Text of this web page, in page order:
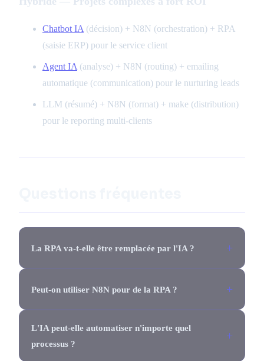
Chatbot IA (décision) + N8N (orchestration) + RPA
(saisie ERP) pour le service client
Agent IA (analyse) + N8N (routing) + emailing
automatique (communication) pour le nurturing leads
LLM (résumé) + N8N (format) + make (distribution)
pour le reporting multi-clients
La RPA va-t-elle être remplacée par l'IA ?
Peut-on utiliser N8N pour de la RPA ?
L'IA peut-elle automatiser n'importe quel
processus ?